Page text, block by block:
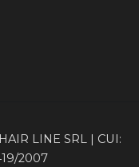
LINE SRL | CUI:
2007